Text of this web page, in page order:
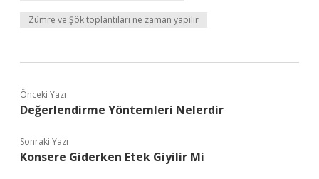
Zümre ve Şök toplantıları ne zaman yapılır
Önceki Yazı
Değerlendirme Yöntemleri Nelerdir
Sonraki Yazı
Konsere Giderken Etek Giyilir Mi